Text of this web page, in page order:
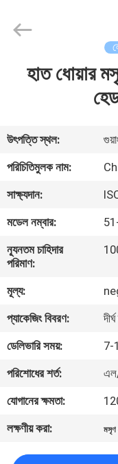
আমাদের
সম্পর্কে
কারখানা
ভ্রমণ
মান
নিয়ন্ত্রণ
যোগাযোগ
করুন
খবর
Industry
Reserved.হাত ধোয়ার
উৎপত্তি স্থল:
পরিচিতিমুলক নাম:
সাক্ষ্যদান:
মডেল নম্বার:
ন্যূনতম চাহিদার
পরিমাণ:
মূল্য:
প্যাকেজিং বিবরণ:
ডেলিভারি সময়:
7-
পরিশোধের শর্ত:
এল/
যোগানের ক্ষমতা:
লক্ষণীয় করা:
মসৃণ